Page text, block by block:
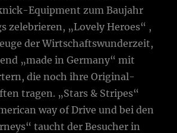
Equipment zum Baujahr
zelebrieren, „Lovely Heroes“ ,
der Wirtschaftswunderzeit,
„made in Germany“ mit
die noch ihre Original-
tragen. „Stars & Stripes“
way of Drive und bei den
taucht der Besucher in